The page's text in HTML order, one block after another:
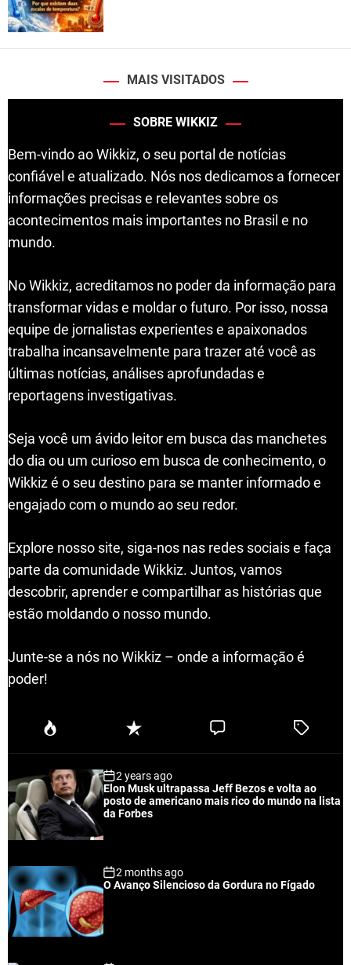
MAIS VISITADOS
SOBRE WIKKIZ
Bem-vindo ao Wikkiz, o seu portal de notícias
confiável e atualizado. Nós nos dedicamos a fornecer
informações precisas e relevantes sobre os
acontecimentos mais importantes no Brasil e no
mundo.
No Wikkiz, acreditamos no poder da informação para
transformar vidas e moldar o futuro. Por isso, nossa
equipe de jornalistas experientes e apaixonados
trabalha incansavelmente para trazer até você as
últimas notícias, análises aprofundadas e
reportagens investigativas.
Seja você um ávido leitor em busca das manchetes
do dia ou um curioso em busca de conhecimento, o
Wikkiz é o seu destino para se manter informado e
engajado com o mundo ao seu redor.
Explore nosso site, siga-nos nas redes sociais e faça
parte da comunidade Wikkiz. Juntos, vamos
descobrir, aprender e compartilhar as histórias que
estão moldando o nosso mundo.
Junte-se a nós no Wikkiz – onde a informação é
poder!
P
u
a
r
R
e
n
t
C
e
T
e
2 years ago
Elon Musk ultrapassa Jeff Bezos e volta ao
posto de americano mais rico do mundo na lista
da Forbes
2 months ago
O Avanço Silencioso da Gordura no Fígado